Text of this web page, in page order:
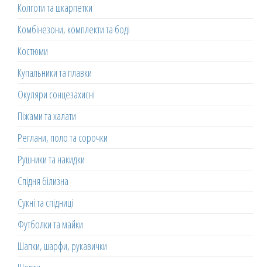
Колготи та шкарпетки
Комбінезони, комплекти та боді
Костюми
Купальники та плавки
Окуляри сонцезахисні
Піжами та халати
Реглани, поло та сорочки
Рушники та накидки
Спідня білизна
Сукні та спідниці
Футболки та майки
Шапки, шарфи, рукавички